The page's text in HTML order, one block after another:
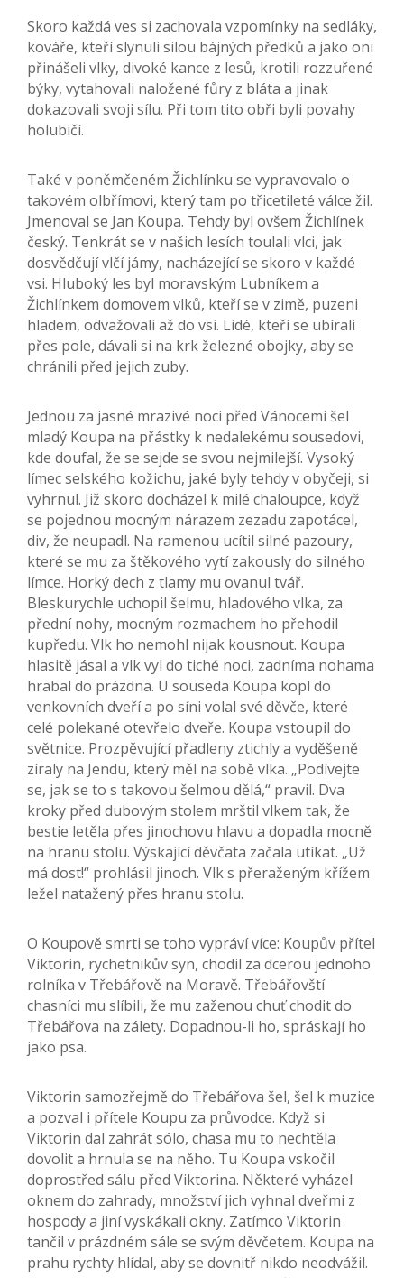
Skoro každá ves si zachovala vzpomínky na sedláky,
kováře, kteří slynuli silou bájných předků a jako oni
přinášeli vlky, divoké kance z lesů, krotili rozzuřené
býky, vytahovali naložené fůry z bláta a jinak
dokazovali svoji sílu. Při tom tito obři byli povahy
holubičí.
Také v poněmčeném Žichlínku se vypravovalo o
takovém olbřímovi, který tam po třicetileté válce žil.
Jmenoval se Jan Koupa. Tehdy byl ovšem Žichlínek
český. Tenkrát se v našich lesích toulali vlci, jak
dosvědčují vlčí jámy, nacházející se skoro v každé
vsi. Hluboký les byl moravským Lubníkem a
Žichlínkem domovem vlků, kteří se v zimě, puzeni
hladem, odvažovali až do vsi. Lidé, kteří se ubírali
přes pole, dávali si na krk železné obojky, aby se
chránili před jejich zuby.
Jednou za jasné mrazivé noci před Vánocemi šel
mladý Koupa na přástky k nedalekému sousedovi,
kde doufal, že se sejde se svou nejmilejší. Vysoký
límec selského kožichu, jaké byly tehdy v obyčeji, si
vyhrnul. Již skoro docházel k milé chaloupce, když
se pojednou mocným nárazem zezadu zapotácel,
div, že neupadl. Na ramenou ucítil silné pazoury,
které se mu za štěkového vytí zakously do silného
límce. Horký dech z tlamy mu ovanul tvář.
Bleskurychle uchopil šelmu, hladového vlka, za
přední nohy, mocným rozmachem ho přehodil
kupředu. Vlk ho nemohl nijak kousnout. Koupa
hlasitě jásal a vlk vyl do tiché noci, zadníma nohama
hrabal do prázdna. U souseda Koupa kopl do
venkovních dveří a po síni volal své děvče, které
celé polekané otevřelo dveře. Koupa vstoupil do
světnice. Prozpěvující přadleny ztichly a vyděšeně
zíraly na Jendu, který měl na sobě vlka. „Podívejte
se, jak se to s takovou šelmou dělá,“ pravil. Dva
kroky před dubovým stolem mrštil vlkem tak, že
bestie letěla přes jinochovu hlavu a dopadla mocně
na hranu stolu. Výskající děvčata začala utíkat. „Už
má dost!“ prohlásil jinoch. Vlk s přeraženým křížem
ležel natažený přes hranu stolu.
O Koupově smrti se toho vypráví více: Koupův přítel
Viktorin, rychetnikův syn, chodil za dcerou jednoho
rolníka v Třebářově na Moravě. Třebářovští
chasníci mu slíbili, že mu zaženou chuť chodit do
Třebářova na zálety. Dopadnou-li ho, spráskají ho
jako psa.
Viktorin samozřejmě do Třebářova šel, šel k muzice
a pozval i přítele Koupu za průvodce. Když si
Viktorin dal zahrát sólo, chasa mu to nechtěla
dovolit a hrnula se na něho. Tu Koupa vskočil
doprostřed sálu před Viktorina. Některé vyházel
oknem do zahrady, množství jich vyhnal dveřmi z
hospody a jiní vyskákali okny. Zatímco Viktorin
tančil v prázdném sále se svým děvčetem. Koupa na
prahu rychty hlídal, aby se dovnitř nikdo neodvážil.